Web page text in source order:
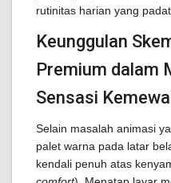
rutinitas harian yang padat.
Keunggulan
Premium dalam
Sensasi
Selain masalah animasi
palet warna pada latar
kendali penuh atas